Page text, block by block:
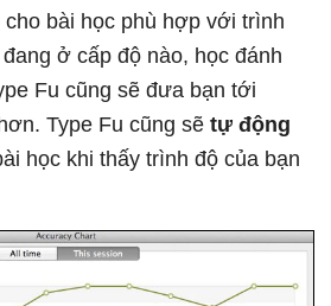
bài học phù hợp với trình
ở cấp độ nào, học đánh
Fu cũng sẽ đưa bạn tới
Type Fu cũng sẽ tự động
học khi thấy trình độ của bạn